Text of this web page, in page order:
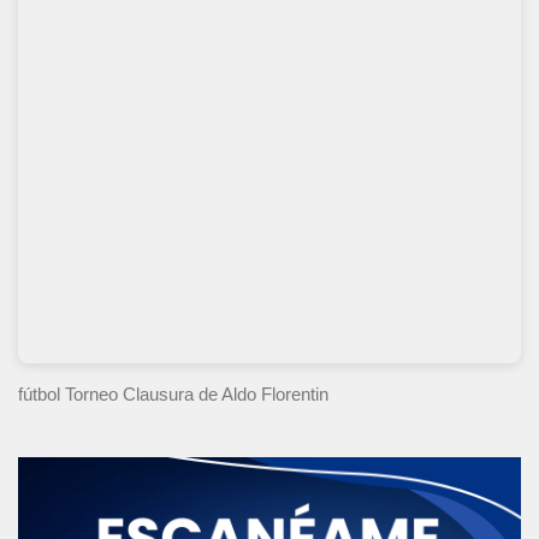
fútbol Torneo Clausura de Aldo Florentin